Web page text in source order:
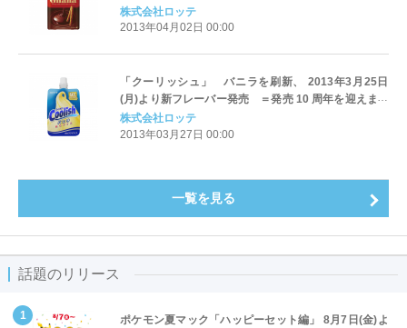
発売＝
株式会社ロッテ
2013年04月02日 00:00
「クーリッシュ」 バニラを刷新、 2013年3月25日
(月)より新フレーバー発売 ＝発売 10 周年を迎えまし
た！ ＝
株式会社ロッテ
2013年03月27日 00:00
一覧を見る
話題のリリース
ポケモン夏マック「ハッピーセット編」 8月7日(金)よ